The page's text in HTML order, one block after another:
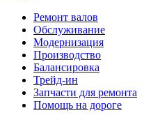
Ремонт валов
Обслуживание
Модернизация
Производство
Балансировка
Трейд-ин
Запчасти для ремонта
Помощь на дороге